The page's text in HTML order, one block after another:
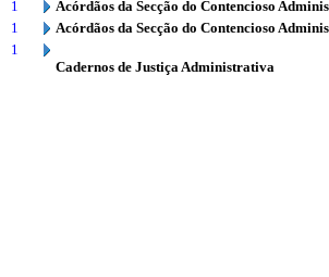
1
Acórdãos da Secção do Contencioso
1
Acórdãos da Secção do Contencioso
1
Cadernos de Justiça Administrativa